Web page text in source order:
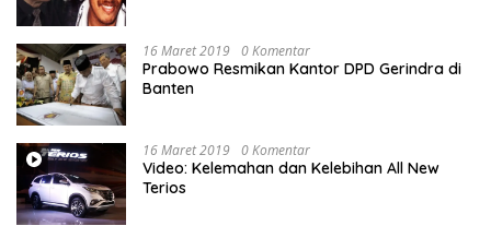
16 Maret 2019 0 Komentar
Prabowo Resmikan Kantor DPD Gerindra di
Banten
16 Maret 2019 0 Komentar
Video: Kelemahan dan Kelebihan All New
Terios